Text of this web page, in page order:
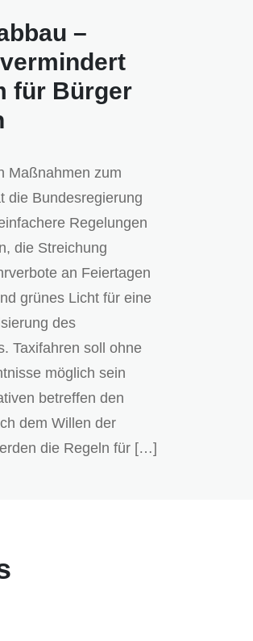
–
für Bürger
Maßnahmen zum
die Bundesregierung
Regelungen
die Streichung
an Feiertagen
grünes Licht für eine
des
Taxifahren soll ohne
möglich sein
betreffen den
dem Willen der
die Regeln für […]